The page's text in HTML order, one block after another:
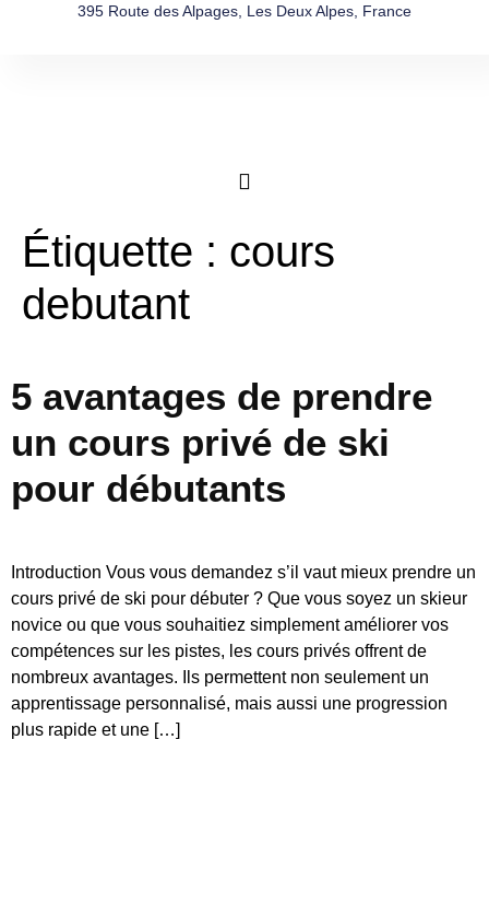
395 Route des Alpages, Les Deux Alpes, France
Étiquette : cours
debutant
5 avantages de prendre
un cours privé de ski
pour débutants
Introduction Vous vous demandez s’il vaut mieux prendre un
cours privé de ski pour débuter ? Que vous soyez un skieur
novice ou que vous souhaitiez simplement améliorer vos
compétences sur les pistes, les cours privés offrent de
nombreux avantages. Ils permettent non seulement un
apprentissage personnalisé, mais aussi une progression
plus rapide et une […]